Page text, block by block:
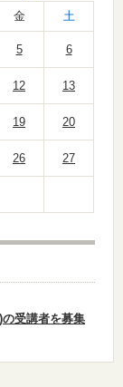
金 土
5 6
12 13
19 20
26 27
受講者を募集